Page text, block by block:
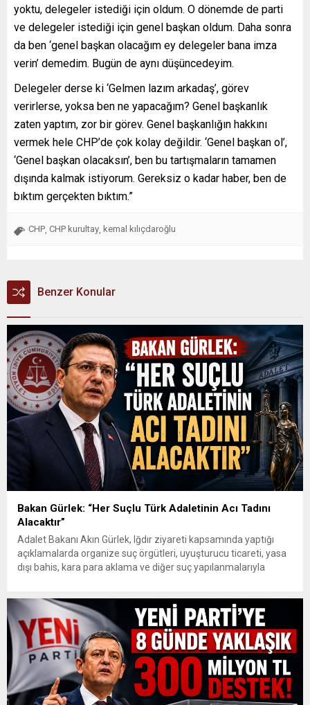
yoktu, delegeler istediği için oldum. O dönemde de parti
ve delegeler istediği için genel başkan oldum. Daha sonra
da ben ‘genel başkan olacağım ey delegeler bana imza
verin’ demedim. Bugün de aynı düşüncedeyim.
Delegeler derse ki ‘Gelmen lazım arkadaş’, görev
verirlerse, yoksa ben ne yapacağım? Genel başkanlık
zaten yaptım, zor bir görev. Genel başkanlığın hakkını
vermek hele CHP’de çok kolay değildir. ‘Genel başkan ol’,
‘Genel başkan olacaksın’, ben bu tartışmaların tamamen
dışında kalmak istiyorum. Gereksiz o kadar haber, ben de
bıktım gerçekten bıktım.”
CHP CHP kurultay kemal kılıçdaroğlu
Benzer Konular
Bakan Gürlek: “Her Suçlu Türk Adaletinin Acı Tadını
Alacaktır”
Adalet Bakanı Akın Gürlek, Iğdır ziyareti kapsamında yaptığı
açıklamalarda organize suç örgütleri, uyuşturucu ticareti, yasa
dışı bahis, kara para aklama ve diğer suç yapılanmalarıyla
kullanıldığını belirterek, “Biz artık suç örgütleri ve illegal
yapılanmaların bir adım...